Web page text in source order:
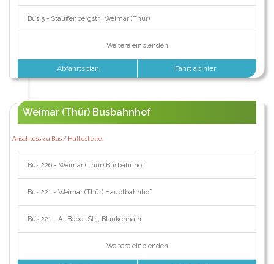
Bus 5 - Stauffenbergstr., Weimar (Thür)
Weitere einblenden
Abfahrtsplan Fahrt ab hier
Weimar (Thür) Busbahnhof
Anschluss zu Bus / Haltestelle:
Bus 226 - Weimar (Thür) Busbahnhof
Bus 221 - Weimar (Thür) Hauptbahnhof
Bus 221 - A.-Bebel-Str., Blankenhain
Weitere einblenden